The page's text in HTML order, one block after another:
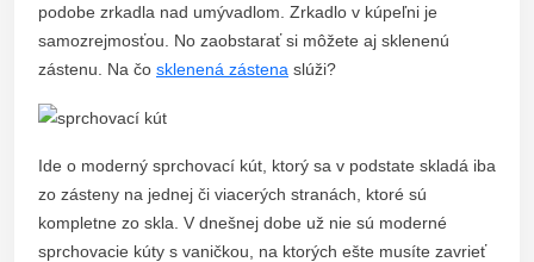
podobe zrkadla nad umývadlom. Zrkadlo v kúpeľni je
samozrejmosťou. No zaobstarať si môžete aj sklenenú
zástenu. Na čo sklenená zástena slúži?
Ide o moderný sprchovací kút, ktorý sa v podstate skladá iba
zo zásteny na jednej či viacerých stranách, ktoré sú
kompletne zo skla. V dnešnej dobe už nie sú moderné
sprchovacie kúty s vaničkou, na ktorých ešte musíte zavrieť